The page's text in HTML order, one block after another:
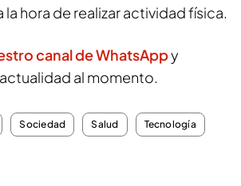
la hora de realizar actividad física.
canal de WhatsAppy
al momento.
Sociedad Salud Tecnología